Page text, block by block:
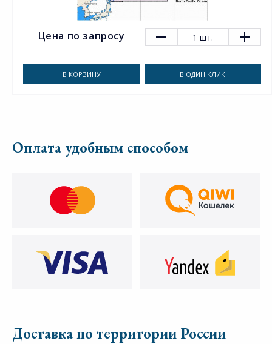
Цена по запросу 1 шт.
В КОРЗИНУ В ОДИН КЛИК
Оплата удобным способом
Доставка по территории России